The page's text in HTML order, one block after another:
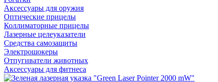
Аксессуары для оружия
Оптические прицелы
Коллиматорные прицелы
Лазерные целеуказатели
Средства самозащиты
Электрошокеры
Отпугиватели животных
Аксессуары для фитнеса